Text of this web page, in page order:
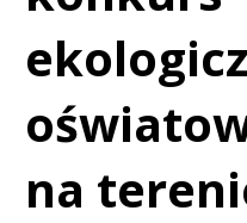
na